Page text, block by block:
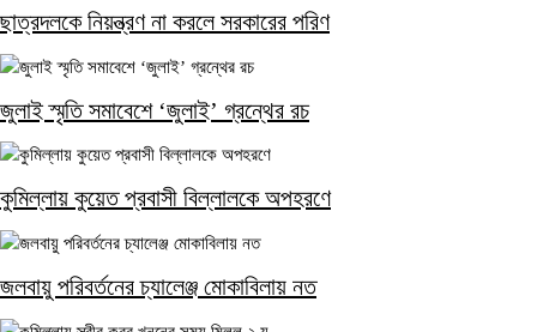
ছাত্রদলকে নিয়ন্ত্রণ না করলে সরকারের পরিণ
জুলাই স্মৃতি সমাবেশে ‘জুলাই’ গ্রন্থের রচ
কুমিল্লায় কুয়েত প্রবাসী বিল্লালকে অপহরণে
জলবায়ু পরিবর্তনের চ্যালেঞ্জ মোকাবিলায় নত